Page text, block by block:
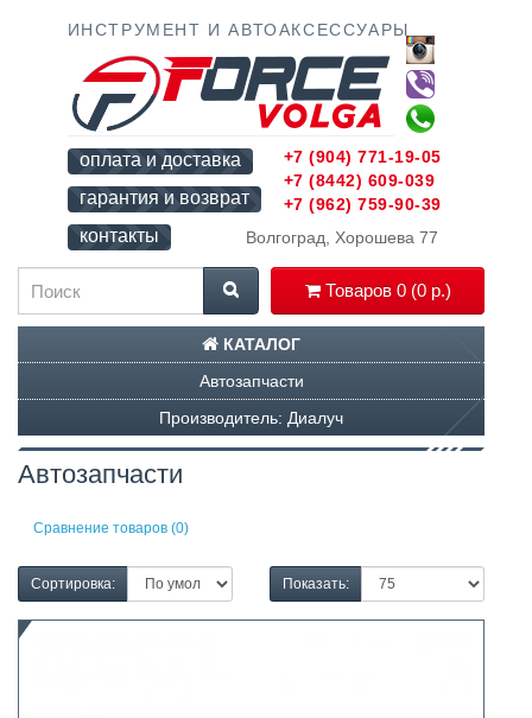
ИНСТРУМЕНТ И АВТОАКСЕССУАРЫ
оплата и доставка
гарантия и возврат
контакты
Волгоград, Хорошева 77
Товаров 0 (0 р.)
+7 (904) 771-19-05
+7 (8442) 609-039
+7 (962) 759-90-39
КАТАЛОГ
Автозапчасти
Производитель: Диалуч
Автозапчасти
Сравнение товаров (0)
Сортировка: Показать: